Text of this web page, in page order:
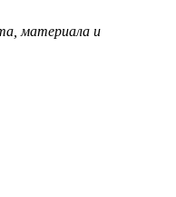
материала и